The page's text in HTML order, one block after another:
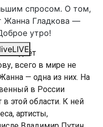
LIVE
спросом. О том,
Жанна Гладкова —
утро!
создаёт
всего в мире не
— одна из них. На
в России
этой области. К ней
артисты,